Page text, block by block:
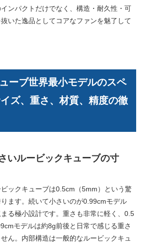
ンパクトだけでなく、構造・耐久性・可
いた逸品としてコアなファンを魅了して
ーブ世界最小モデルのスペ
ズ、重さ、材質、精度の徹
いルービックキューブの寸
ックキューブは0.5cm（5mm）という驚
ます。続いて小さいのが0.99cmモデル
る極小設計です。重さも非常に軽く、0.5
モデルは約8g前後と日常で感じる重さ
ん。内部構造は一般的なルービックキュ